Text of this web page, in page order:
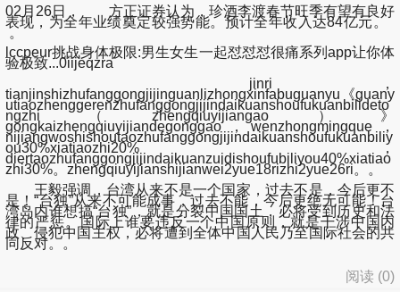
02月26日， 方正证券认为，珍酒李渡春节旺季有望有良好
表现，为全年业绩奠定较强势能。预计全年收入达84亿元。
。
lccpeur挑战身体极限:男生女生一起怼怼怼很痛系列app让你体
验极致...0iijeqzra
jinri，
tianjinshizhufanggongjijinguanlizhongxinfabuguanyu《guany
utiaozhenggerenzhufanggongjijindaikuanshoufukuanbilideto
ngzhi（zhengqiuyijiangao）》
gongkaizhengqiuyijiandegonggao，wenzhongmingque，
nijiangwoshishoutaozhufanggongjijindaikuanshoufukuanbiliy
ou30%xiatiaozhi20%，
diertaozhufanggongjijindaikuanzuidishoufubiliyou40%xiatiao
zhi30%。zhengqiuyijianshijianwei2yue18rizhi2yue26ri。。
王毅强调，台湾从来不是一个国家，过去不是，今后更不
是！“台独”从来不可能成事，过去不能，今后更绝无可能！台
湾岛内谁想搞“台独”，就是分裂中国国土，必将受到历史和法
律的严惩。国际上谁要违反一个中国原则，就是干涉中国内
政、侵犯中国主权，必将遭到全体中国人民乃至国际社会的共
同反对。。
阅读 (0)